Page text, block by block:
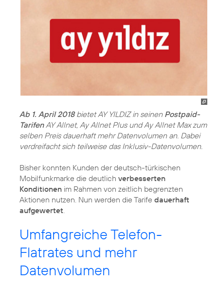
Ab 1. April 2018bietet AY YILDIZ in seinen Postpaid-
TarifenAY Allnet, Ay Allnet Plus und Ay Allnet Max zum
selben Preis dauerhaft mehr Datenvolumen an. Dabei
verdreifacht sich teilweise das Inklusiv-Datenvolumen.
Bisher konnten Kunden der deutsch-türkischen
Mobilfunkmarke die deutlich verbesserten
Konditionen im Rahmen von zeitlich begrenzten
Aktionen nutzen. Nun werden die Tarife dauerhaft
aufgewertet
Umfangreiche Telefon-
Flatrates und mehr
Datenvolumen